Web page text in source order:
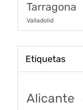
Tarragona
Valladolid
Etiquetas
Alicante